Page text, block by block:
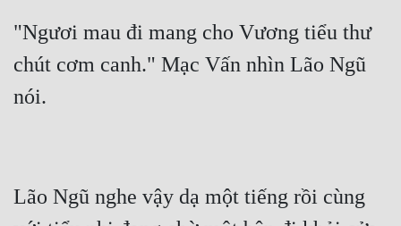
"Ngươi mau đi mang cho Vương tiểu thư
chút cơm canh." Mạc Vấn nhìn Lão Ngũ
Lão Ngũ nghe vậy dạ một tiếng rồi cùng